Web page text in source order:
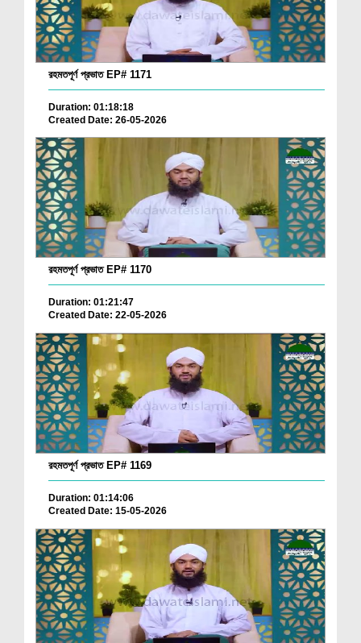
রহমতপূর্ণ প্রভাত EP# 1171
Duration: 01:18:18
Created Date: 26-05-2026
রহমতপূর্ণ প্রভাত EP# 1170
Duration: 01:21:47
Created Date: 22-05-2026
রহমতপূর্ণ প্রভাত EP# 1169
Duration: 01:14:06
Created Date: 15-05-2026